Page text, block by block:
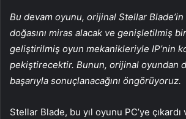
Bu devam oyunu, orijinal Stellar
doğasını miras alacak ve genişletilmiş
geliştirilmiş oyun mekanikleriyle IP’nin
pekiştirecektir. Bunun, orijinal oyundan
başarıyla sonuçlanacağını öngörüyoruz.
Stellar Blade, bu yıl oyunu PC’ye